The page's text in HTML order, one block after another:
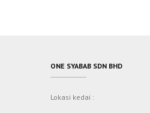
ONE SYABAB SDN BHD
Lokasi kedai :